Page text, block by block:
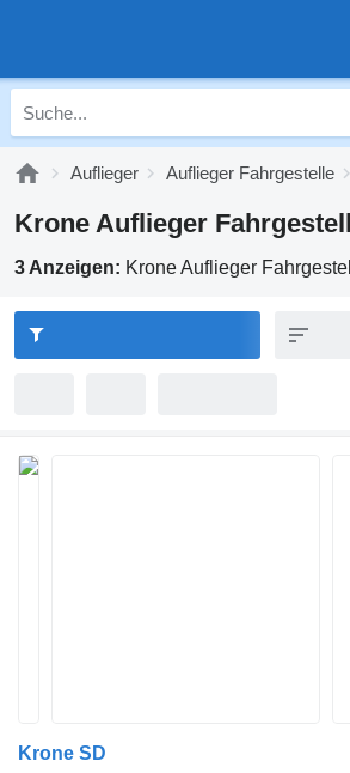
Auflieger Auflieger Fahrgestelle
Krone Auflieger
3 Anzeigen: Krone Auflieger
Krone SD